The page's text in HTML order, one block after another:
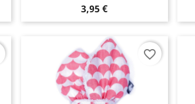
3,95 €
favorite_border